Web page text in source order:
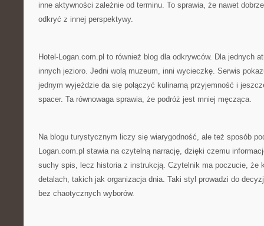
inne aktywności zależnie od terminu. To sprawia, że nawet
odkryć z innej perspektywy.
Hotel-Logan.com.pl to również blog dla odkrywców. Dla jednych
innych jezioro. Jedni wolą muzeum, inni wycieczkę. Serwis
jednym wyjeździe da się połączyć kulinarną przyjemność i
spacer. Ta równowaga sprawia, że podróż jest mniej męcząca.
Na blogu turystycznym liczy się wiarygodność, ale też sposób
Logan.com.pl stawia na czytelną narrację, dzięki czemu
suchy spis, lecz historia z instrukcją. Czytelnik ma poczucie, że
detalach, takich jak organizacja dnia. Taki styl prowadzi do
bez chaotycznych wyborów.